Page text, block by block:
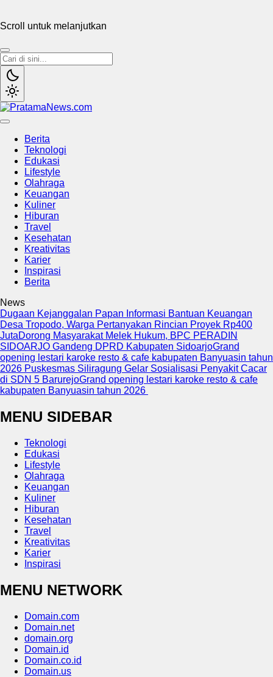
Scroll untuk melanjutkan
Berita
Teknologi
Edukasi
Lifestyle
Olahraga
Keuangan
Kuliner
Hiburan
Travel
Kesehatan
Kreativitas
Karier
Inspirasi
Berita
News
Dugaan Kejanggalan Papan Informasi Bantuan Keuangan
Desa Tropodo, Warga Pertanyakan Rincian Proyek Rp400
JutaDorong Masyarakat Melek Hukum, BPC PERADIN
SIDOARJO Gandeng DPRD Kabupaten SidoarjoGrand
opening lestari karoke resto & cafe kabupaten Banyuasin tahun
2026 Puskesmas Siliragung Gelar Sosialisasi Penyakit Cacar
di SDN 5 BarurejoGrand opening lestari karoke resto & cafe
kabupaten Banyuasin tahun 2026
MENU SIDEBAR
Teknologi
Edukasi
Lifestyle
Olahraga
Keuangan
Kuliner
Hiburan
Kesehatan
Travel
Kreativitas
Karier
Inspirasi
MENU NETWORK
Domain.com
Domain.net
domain.org
Domain.id
Domain.co.id
Domain.us